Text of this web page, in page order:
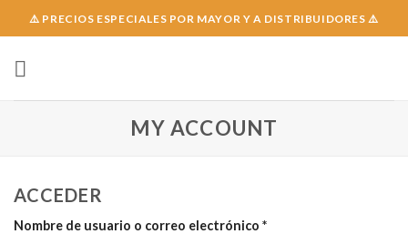
to
⚠️ PRECIOS ESPECIALES POR MAYOR Y A DISTRIBUIDORES ⚠️
MY ACCOUNT
ACCEDER
Nombre de usuario o correo electrónico *Obligatorio